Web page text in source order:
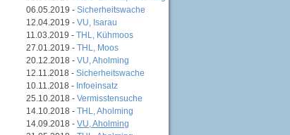
06.05.2019 - Sicherheitswache
12.04.2019 - VU, Isarau
11.03.2019 - THL, Kühmoos
27.01.2019 - THL, Moos
20.12.2018 - VU, Aholming
12.11.2018 - Sicherheitswache
10.11.2018 - Infoeinsatz
25.10.2018 - Vermisstensuche
14.10.2018 - THL, Aholming
14.09.2018 - VU, Aholming